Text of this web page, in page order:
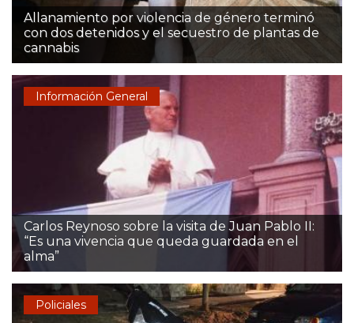
Allanamiento por violencia de género terminó
con dos detenidos y el secuestro de plantas de
cannabis
Información General
Carlos Reynoso sobre la visita de Juan Pablo II:
“Es una vivencia que queda guardada en el
alma”
Policiales